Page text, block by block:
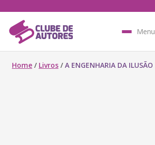
Menu
Home / Livros /A ENGENHARIA DA ILUSÃO